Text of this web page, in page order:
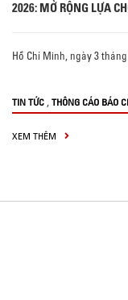
2026: MỞ RỘNG LỰA
Hồ Chí Minh, ngày 3
TIN TỨC , THÔNG CÁO BÁO
XEM THÊM